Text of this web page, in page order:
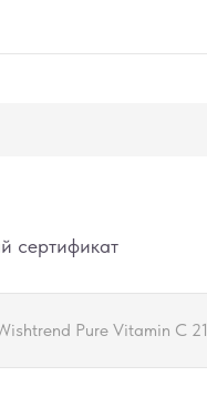
сертификат
Pure Vitamin C